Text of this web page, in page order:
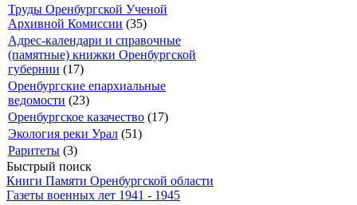
Труды Оренбургской Ученой
Архивной Комиссии (35)
Адрес-календари и справочные
(памятные) книжки Оренбургской
губернии (17)
Оренбургские епархиальные
ведомости (23)
Оренбургское казачество (17)
Экология реки Урал (51)
Раритеты (3)
Быстрый поиск
Книги Памяти Оренбургской области
Газеты военных лет 1941 - 1945